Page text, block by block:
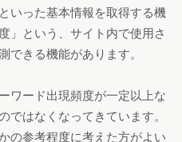
いった基本情報を取得する機
」という、サイト内で使用さ
できる機能があります。
ワード出現頻度が一定以上な
ではなくなってきています。
の参考程度に考えた方がよい